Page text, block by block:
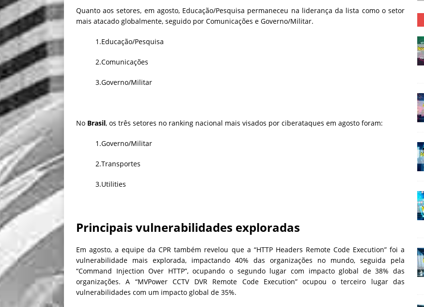
Quanto aos setores, em agosto, Educação/Pesquisa permaneceu na liderança da lista como o setor
mais atacado globalmente, seguido por Comunicações e Governo/Militar.
1.Educação/Pesquisa
2.Comunicações
3.Governo/Militar
No Brasil, os três setores no ranking nacional mais visados por ciberataques em agosto foram:
1.Governo/Militar
2.Transportes
3.Utilities
Principais vulnerabilidades exploradas
Em agosto, a equipe da CPR também revelou que a “HTTP Headers Remote Code Execution” foi a
vulnerabilidade mais explorada, impactando 40% das organizações no mundo, seguida pela
“Command Injection Over HTTP”, ocupando o segundo lugar com impacto global de 38% das
organizações. A “MVPower CCTV DVR Remote Code Execution” ocupou o terceiro lugar das
vulnerabilidades com um impacto global de 35%.